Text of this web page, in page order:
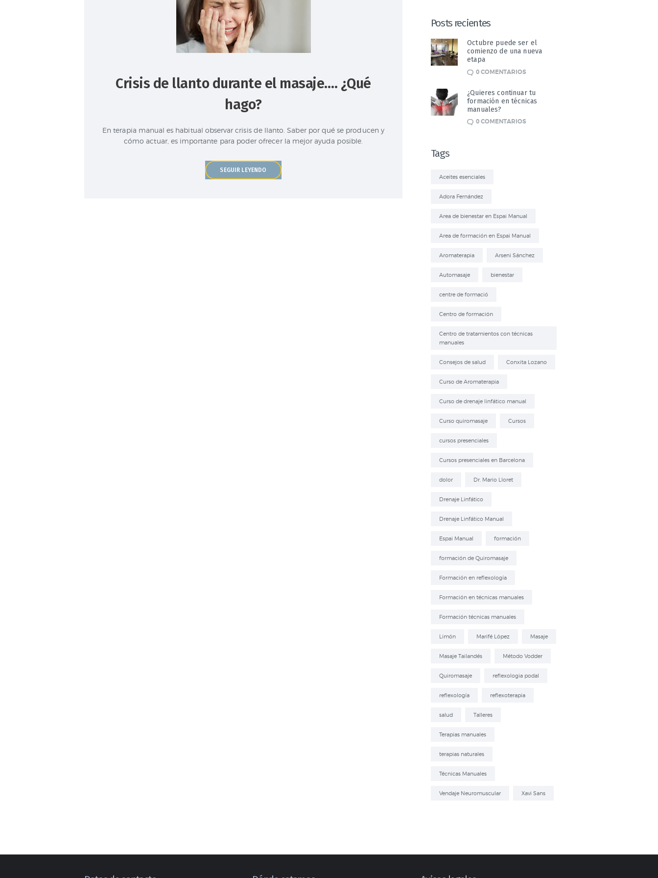
Crisis de llanto durante el masaje…. ¿Qué
hago?
En terapia manual es habitual observar crisis de llanto. Saber por qué se producen y
cómo actuar, es importante para poder ofrecer la mejor ayuda posible.
SEGUIR LEYENDO
Posts recientes
Octubre puede ser el
comienzo de una nueva
etapa
0 COMENTARIOS
¿Quieres continuar tu
formación en técnicas
manuales?
0 COMENTARIOS
Tags
Aceites esenciales
Adora Fernández
Area de bienestar en Espai Manual
Area de formación en Espai Manual
Aromaterapia Arseni Sánchez
Automasaje bienestar
centre de formació
Centro de formación
Centro de tratamientos con técnicas
manuales
Consejos de salud Conxita Lozano
Curso de Aromaterapia
Curso de drenaje linfático manual
Curso quiromasaje Cursos
cursos presenciales
Cursos presenciales en Barcelona
dolor Dr. Mario Lloret
Drenaje Linfático
Drenaje Linfático Manual
Espai Manual formación
formación de Quiromasaje
Formación en reflexología
Formación en técnicas manuales
Formación técnicas manuales
Limón Marifé López Masaje
Masaje Tailandés Método Vodder
Quiromasaje reflexologia podal
reflexología reflexoterapia
salud Talleres
Terapias manuales
terapias naturales
Técnicas Manuales
Vendaje Neuromuscular Xavi Sans